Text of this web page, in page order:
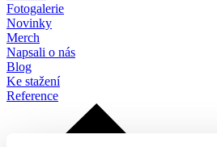
Fotogalerie
Novinky
Merch
Napsali o nás
Blog
Ke stažení
Reference